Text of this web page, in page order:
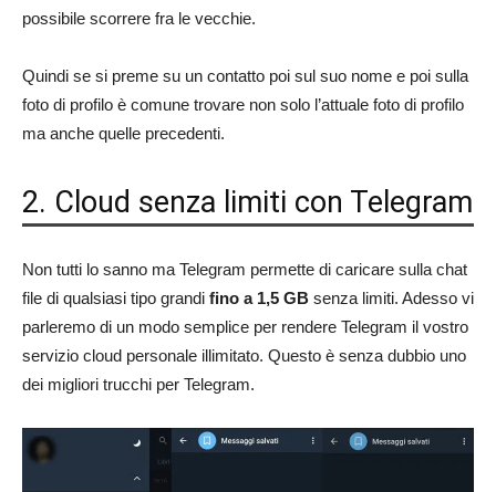
possibile scorrere fra le vecchie.
Quindi se si preme su un contatto poi sul suo nome e poi sulla
foto di profilo è comune trovare non solo l’attuale foto di profilo
ma anche quelle precedenti.
2. Cloud senza limiti con Telegram
Non tutti lo sanno ma Telegram permette di caricare sulla chat
file di qualsiasi tipo grandi fino a 1,5 GB senza limiti. Adesso vi
parleremo di un modo semplice per rendere Telegram il vostro
servizio cloud personale illimitato. Questo è senza dubbio uno
dei migliori trucchi per Telegram.